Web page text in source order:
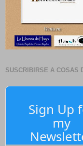
SUSCRIBIRSE A COSAS
Sign Up
my